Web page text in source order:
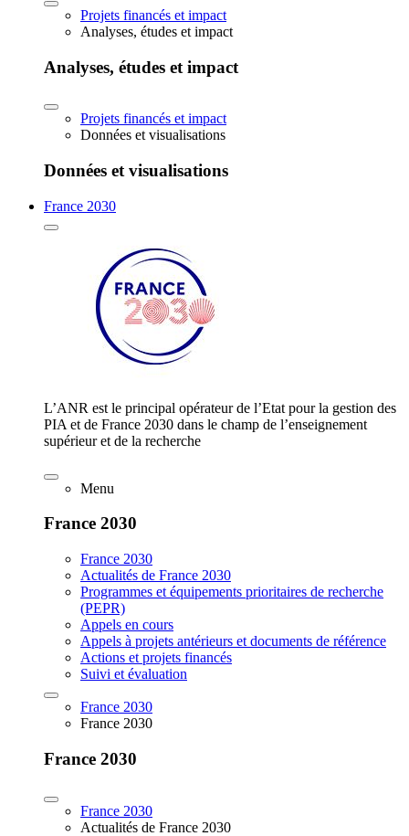
Projets financés et impact
Analyses, études et impact
Analyses, études et impact
Projets financés et impact
Données et visualisations
Données et visualisations
France 2030
L’ANR est le principal opérateur de l’Etat pour la gestion des
PIA et de France 2030 dans le champ de l’enseignement
supérieur et de la recherche
Menu
France 2030
France 2030
Actualités de France 2030
Programmes et équipements prioritaires de recherche
(PEPR)
Appels en cours
Appels à projets antérieurs et documents de référence
Actions et projets financés
Suivi et évaluation
France 2030
France 2030
France 2030
France 2030
Actualités de France 2030